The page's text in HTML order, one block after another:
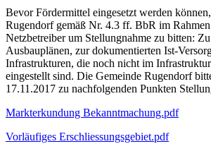
Bevor Fördermittel eingesetzt werden
Rugendorf gemäß Nr. 4.3 ff. BbR im
Netzbetreiber um Stellungnahme zu bitten:
Ausbauplänen, zur dokumentierten Ist-
Infrastrukturen, die noch nicht im
eingestellt sind. Die Gemeinde Rugendorf
17.11.2017 zu nachfolgenden Punkten
Markterkundung Bekanntmachung.pdf
Vorläufiges Erschliessungsgebiet.pdf